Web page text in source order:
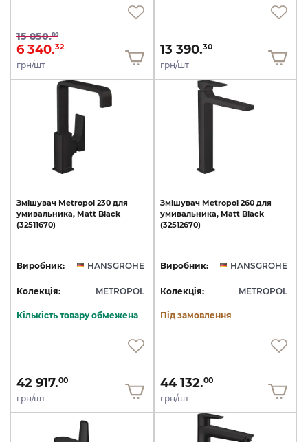
15 850.80
6 340.32
грн/шт
13 390.30
грн/шт
Змішувач Metropol 230 для
умивальника, Matt Black
(32511670)
Виробник: HANSGROHE
Колекція: METROPOL
Кількість товару обмежена
42 917.00
грн/шт
Змішувач Metropol 260 для
умивальника, Matt Black
(32512670)
Виробник: HANSGROHE
Колекція: METROPOL
Під замовлення
44 132.00
грн/шт